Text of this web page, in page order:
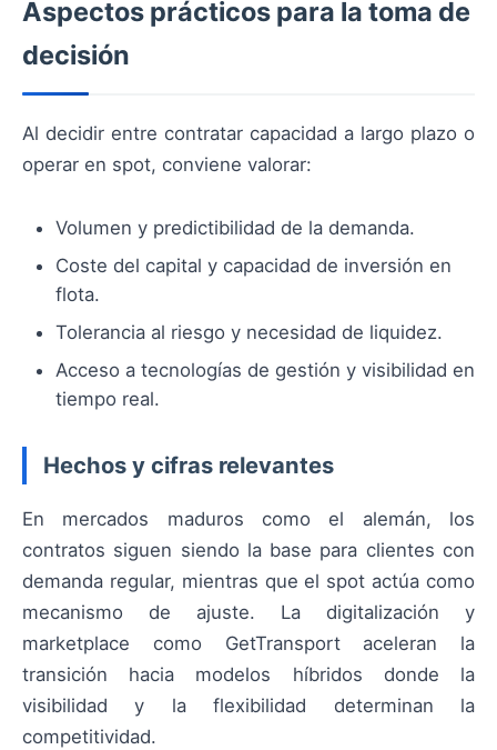
Aspectos prácticos para la toma de
decisión
Al decidir entre contratar capacidad a largo plazo o
operar en spot, conviene valorar:
Volumen y predictibilidad de la demanda.
Coste del capital y capacidad de inversión en
flota.
Tolerancia al riesgo y necesidad de liquidez.
Acceso a tecnologías de gestión y visibilidad en
tiempo real.
Hechos y cifras relevantes
En mercados maduros como el alemán, los
contratos siguen siendo la base para clientes con
demanda regular, mientras que el spot actúa como
mecanismo de ajuste. La digitalización y
marketplace como GetTransport aceleran la
transición hacia modelos híbridos donde la
visibilidad y la flexibilidad determinan la
competitividad.